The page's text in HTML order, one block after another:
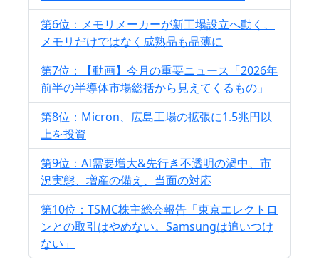
第6位：メモリメーカーが新工場設立へ動く、
メモリだけではなく成熟品も品薄に
第7位：【動画】今月の重要ニュース「2026年
前半の半導体市場総括から見えてくるもの」
第8位：Micron、広島工場の拡張に1.5兆円以
上を投資
第9位：AI需要増大&先行き不透明の渦中、市
況実態、増産の備え、当面の対応
第10位：TSMC株主総会報告「東京エレクトロ
ンとの取引はやめない。Samsungは追いつけ
ない」